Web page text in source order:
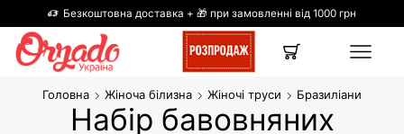
Безкоштовна доставка + 🎁 при замовленні від 1000 грн
Головна Жіноча білизна Жіночі труси Бразиліани
Набір бавовняних